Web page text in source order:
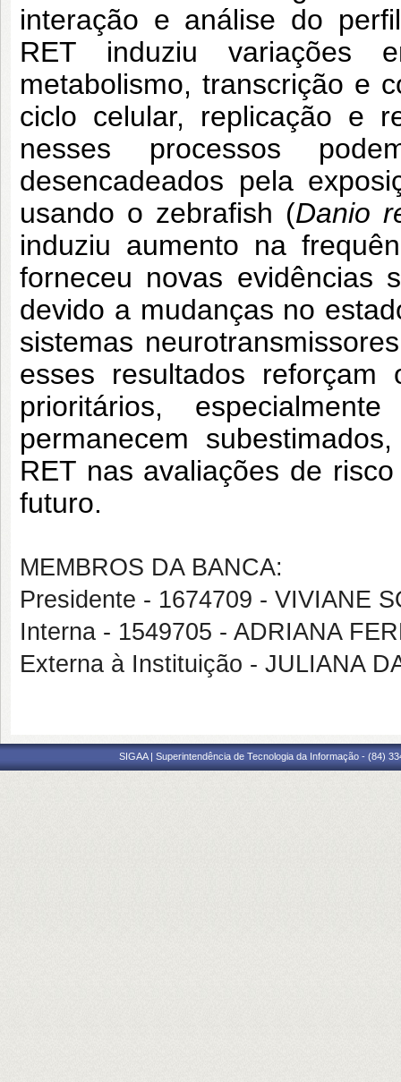
interação e análise do
RET induziu variações
metabolismo, transcrição e
ciclo celular, replicação e
nesses processos
desencadeados pela
usando o zebrafish (Danio
induziu aumento na
forneceu novas evidências
devido a mudanças no
sistemas
esses resultados
prioritários,
permanecem
RET nas avaliações de
futuro.
MEMBROS DA BANCA:
Presidente - 1674709 - VIVIANE
Interna - 1549705 - ADRIANA
Externa à Instituição - JULIANA
SIGAA | Superintendência de Tecnologia da Informação - (84)